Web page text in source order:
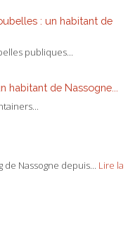
: un habitant de
publiques...
habitant de Nassogne...
de Nassogne depuis... Lire la